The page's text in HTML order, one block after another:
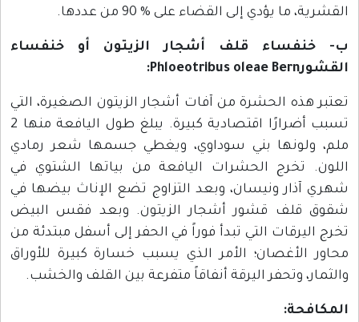
القشرية، ما يؤدي إلى القضاء على % 90 من عددها.
ب- خنفساء قلف أشجار الزيتون أو خنفساء
القشورPhloeotribus oleae Bern:
تعتبر هذه الحشرة من آفات أشجار الزيتون الصغيرة، التي
تسبب أضرارًا اقتصادية كبيرة. يبلغ طول اليافعة منها 2
ملم، ولونها بني سوداوي، ويغطي جسمها شعر رمادي
اللون. تخرج الحشرات اليافعة من بياتها الشتوي في
شهري آذار ونيسان، وبعد التزاوج تضع الإناث بيضها في
شقوق قلف قشور أشجار الزيتون. وبعد فقس البيض
تخرج اليرقات التي تبدأ فوراً في الحفر إلى أسفل مبتدئة من
محاور الأغصان؛ الأمر الذي يسبب خسارة كبيرة للأوراق
والثمار، وتحفر اليرقة أنفاقاً متفرعة بين القلف والخشب.
المكافحة: